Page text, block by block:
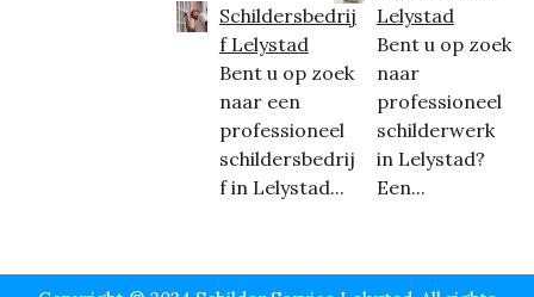
Schildersbedrij
f Lelystad
Bent u op zoek
naar een
professioneel
schildersbedrij
f in Lelystad...
Lelystad
Bent u op zoek
naar
professioneel
schilderwerk
in Lelystad?
Een...